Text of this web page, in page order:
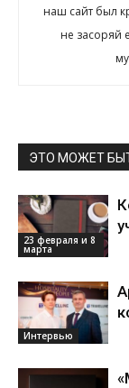
наш сайт был
не засоряй
ЭТО МОЖЕТ
23 февраля и 8
марта
Интервью